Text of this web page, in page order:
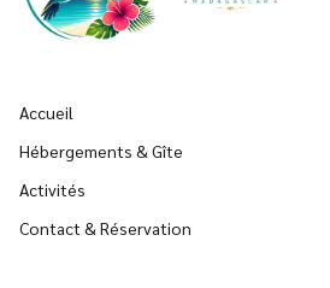
Accueil
Hébergements & Gîte
Activités
Contact & Réservation